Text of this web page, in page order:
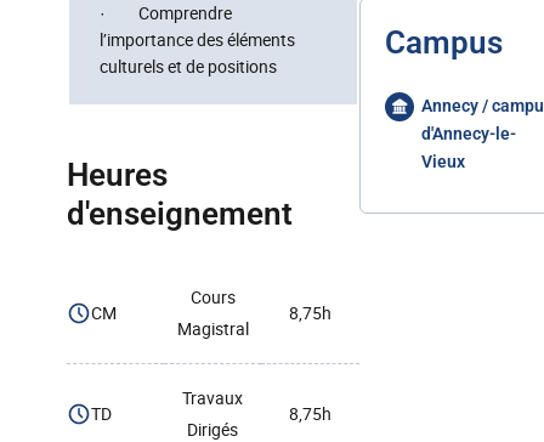
· Comprendre
l’importance des éléments
culturels et de positions
Heures
d'enseignement
CM
Cours
Magistral
8,75h
TD
Travaux
Dirigés
8,75h
Campus
Annecy /
d'Annecy-le-
Vieux